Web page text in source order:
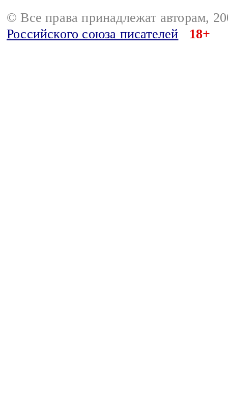
© Все права принадлежат авторам,
Российского союза писателей
18+